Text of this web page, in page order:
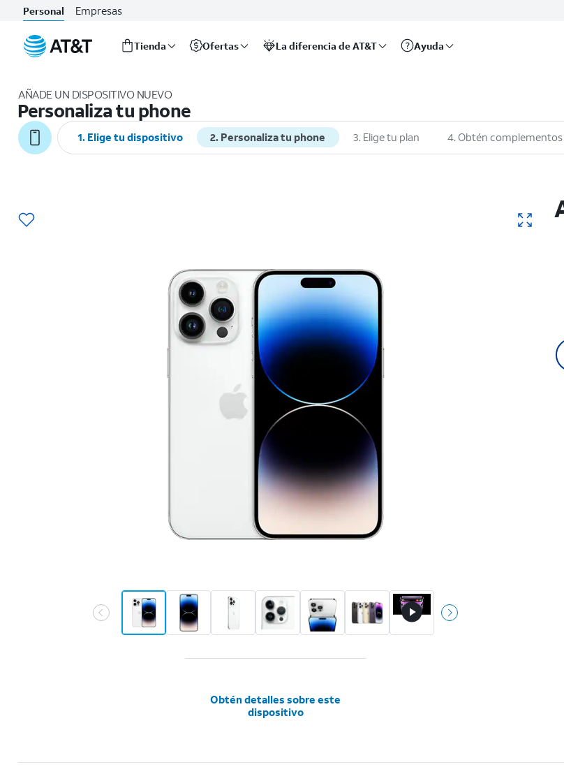
Personal Empresas
Tienda Ofertas La diferencia de AT&T Ayuda
AÑADE UN DISPOSITIVO NUEVO
Personaliza tu phone
1. Elige tu dispositivo 2. Personaliza tu phone 3. Elige tu plan 4. Obtén complementos
Obtén detalles sobre este
dispositivo